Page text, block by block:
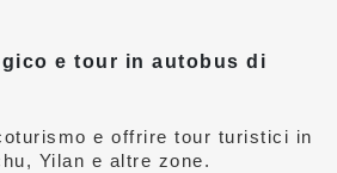
e tour in autobus di
e offrire tour turistici in
Yilan e altre zone.